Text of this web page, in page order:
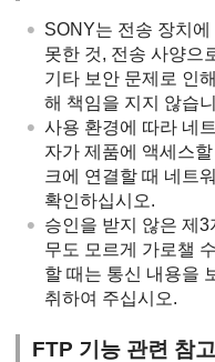
SONY는 전송 장치에
못한 것, 전송 사양으
기타 보안 문제로 인
해 책임을 지지 않습
사용 환경에 따라 네
자가 제품에 액세스
크에 연결할 때 네트
확인하십시오.
승인을 받지 않은 제
무도 모르게 가로챌
할 때는 통신 내용을
취하여 주십시오.
FTP 기능 관련 참